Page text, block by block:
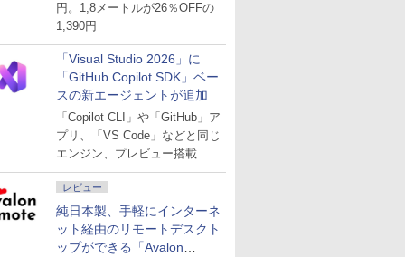
円。1,8メートルが26％OFFの
1,390円
「Visual Studio 2026」に
「GitHub Copilot SDK」ベー
スの新エージェントが追加
「Copilot CLI」や「GitHub」ア
プリ、「VS Code」などと同じ
エンジン、プレビュー搭載
レビュー
純日本製、手軽にインターネ
ット経由のリモートデスクト
ップができる「Avalon